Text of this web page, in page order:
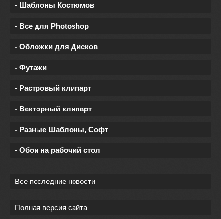
- Шаблоны Костюмов
- Все для Photoshop
- Обложки для Дисков
- Футажи
- Растровый клипарт
- Векторный клипарт
- Разные Шаблоны, Софт
- Обои на рабочий стол
Все последние новости
Полная версия сайта